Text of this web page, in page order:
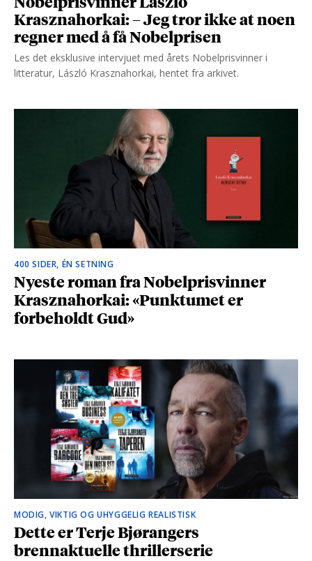
Krasznahorkai: – Jeg tror ikke at noen
regner med å få Nobelprisen
Les det eksklusive intervjuet med årets Nobelprisvinner i
litteratur, László Krasznahorkai, hentet fra arkivet.
400 SIDER, ÉN SETNING
Nyeste roman fra Nobelprisvinner
Krasznahorkai: «Punktumet er
forbeholdt Gud»
MODIG, VIKTIG OG UHYGGELIG REALISTISK
Dette er Terje Bjørangers
brennaktuelle thrillerserie